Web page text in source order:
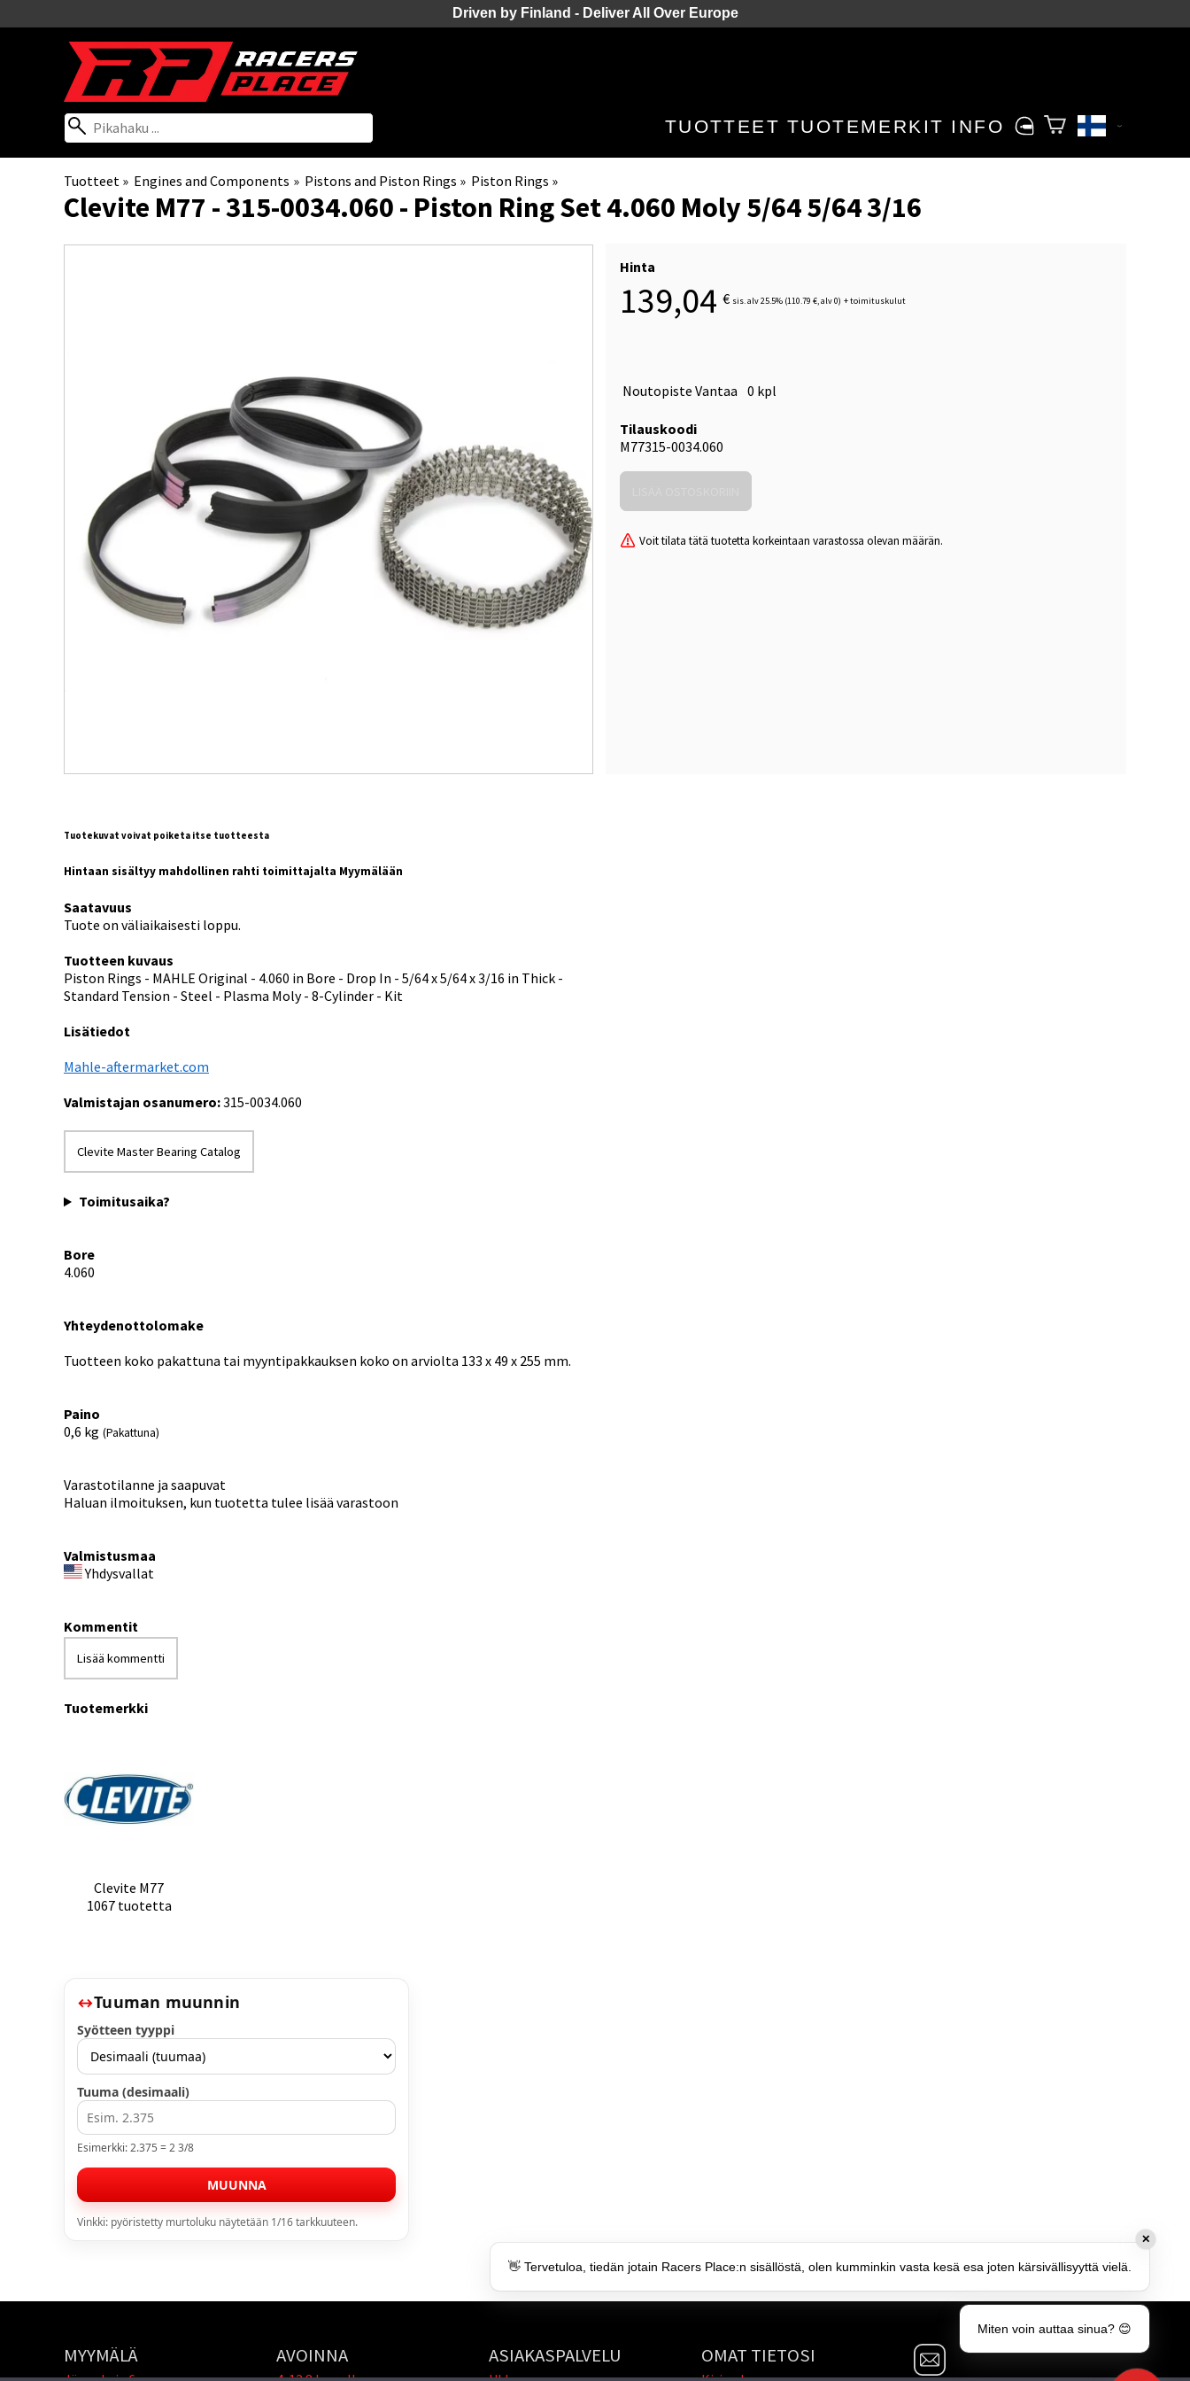
Driven by Finland - Deliver All Over Europe
TUOTTEET TUOTEMERKIT INFO
Tuotteet ‪» Engines and Components ‪» Pistons and Piston Rings ‪» Piston Rings ‪»
Clevite M77 - 315-0034.060 - Piston Ring Set 4.060 Moly 5/64 5/64 3/16
Hinta
139,04 € sis. alv 25.5% (110.79 €, alv 0) +toimituskulut
Noutopiste Vantaa 0 kpl
Tilauskoodi
M77315-0034.060
Voit tilata tätä tuotetta korkeintaan varastossa olevan määrän.
Tuotekuvat voivat poiketa itse tuotteesta
Hintaan sisältyy mahdollinen rahti toimittajalta Myymälään
Saatavuus
Tuote on väliaikaisesti loppu.
Tuotteen kuvaus
Piston Rings - MAHLE Original - 4.060 in Bore - Drop In - 5/64 x 5/64 x 3/16 in Thick -
Standard Tension - Steel - Plasma Moly - 8-Cylinder - Kit
Lisätiedot
Mahle-aftermarket.com
Valmistajan osanumero:315-0034.060
Clevite Master Bearing Catalog
Toimitusaika?
Bore
4.060
Yhteydenottolomake
Tuotteen koko pakattuna tai myyntipakkauksen koko on arviolta 133 x 49 x 255 mm.
Paino
0,6 kg (Pakattuna)
Varastotilanne ja saapuvat
Haluan ilmoituksen, kun tuotetta tulee lisää varastoon
Valmistusmaa
Yhdysvallat
Kommentit
Lisää kommentti
Tuotemerkki
Clevite M77
1067 tuotetta
Tuuman muunnin
Syötteen tyyppi
Tuuma (desimaali)
Esimerkki: 2.375 = 2 3/8
MUUNNA
Vinkki: pyöristetty murtoluku näytetään 1/16 tarkkuuteen.
MYYMÄLÄ AVOINNA ASIAKASPALVELU OMAT TIETOSI
✕
👋 Tervetuloa, tiedän jotain Racers Place:n sisällöstä, olen kumminkin vasta kesä esa joten kärsivällisyyttä vielä.
Miten voin auttaa sinua? 😊